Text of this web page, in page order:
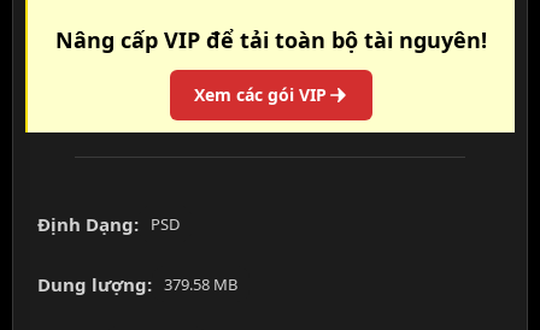
Nâng cấp VIP để tải toàn bộ tài nguyên!
Xem các gói VIP
Định Dạng: PSD
Dung lượng: 379.58 MB